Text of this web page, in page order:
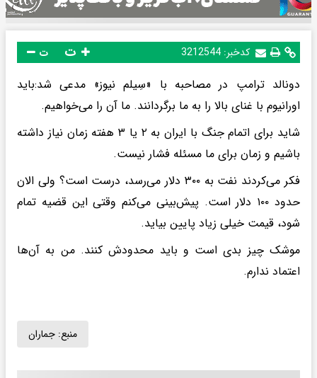
کدخبر: 3212544 ت
دونالد ترامپ در مصاحبه با «سِیلم نیوز» مدعی شد:باید
اورانیوم با غنای بالا را به ما برگردانند. ما آن را می‌خواهیم.
شاید برای اتمام جنگ با ایران به ۲ یا ۳ هفته زمان نیاز داشته
باشیم و زمان برای ما مسئله فشار نیست.
فکر می‌کردند نفت به ۳۰۰ دلار می‌رسد، درست است؟ ولی الان
حدود ۱۰۰ دلار است. پیش‌بینی می‌کنم وقتی این قضیه تمام
شود، قیمت خیلی زیاد پایین بیاید.
موشک چیز بدی است و باید محدودش کنند. من به آن‌ها
اعتماد ندارم.
منبع: جماران